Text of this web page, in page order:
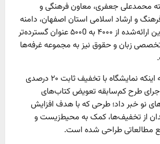
محمدعلی جعفری، معاون فرهنگی و
و ارشاد اسلامی استان اصفهان، دامنه
آن با افزایش عناوین ارائه‌شده از ۴۰۰۰ به ۵۰۰0 عنوان گسترده‌تر
زبان و حقوق نیز به مجموعه غرفه‌ها
جعفری با اشاره به اینکه نمایشگاه با تخفیف ثابت ۲۰ درصدی
اجرای طرح کم‌سابقه تعویض کتاب‌های
نو خبر داد؛ طرحی که با هدف افزایش
از تخفیف‌ها، کمک به محیط‌زیست و
مطالعاتی طراحی شده است.